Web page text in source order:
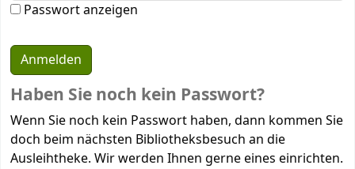
Passwort anzeigen
Haben Sie noch kein Passwort?
Wenn Sie noch kein Passwort haben, dann kommen Sie
doch beim nächsten Bibliotheksbesuch an die
Ausleihtheke. Wir werden Ihnen gerne eines einrichten.